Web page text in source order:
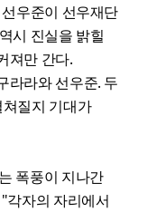
우준이 선우재단
시 진실을 밝힐
져만 간다.
라라와 선우준. 두
질지 기대가
폭풍이 지나간
각자의 자리에서